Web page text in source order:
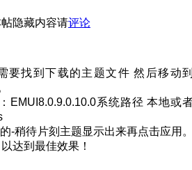
隐藏内容请评论
要找到下载的主题文件 然后移动
EMUI8.0.9.0.10.0系统路径 本地或
-稍待片刻主题显示出来再点击应用
达到最佳效果！